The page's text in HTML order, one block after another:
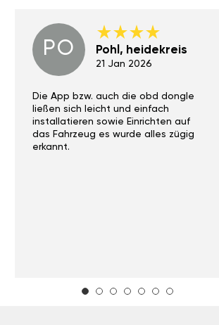
PO Pohl, heidekreis
21 Jan 2026
Die App bzw. auch die obd dongle
ließen sich leicht und einfach
installatieren sowie Einrichten auf
das Fahrzeug es wurde alles zügig
erkannt.